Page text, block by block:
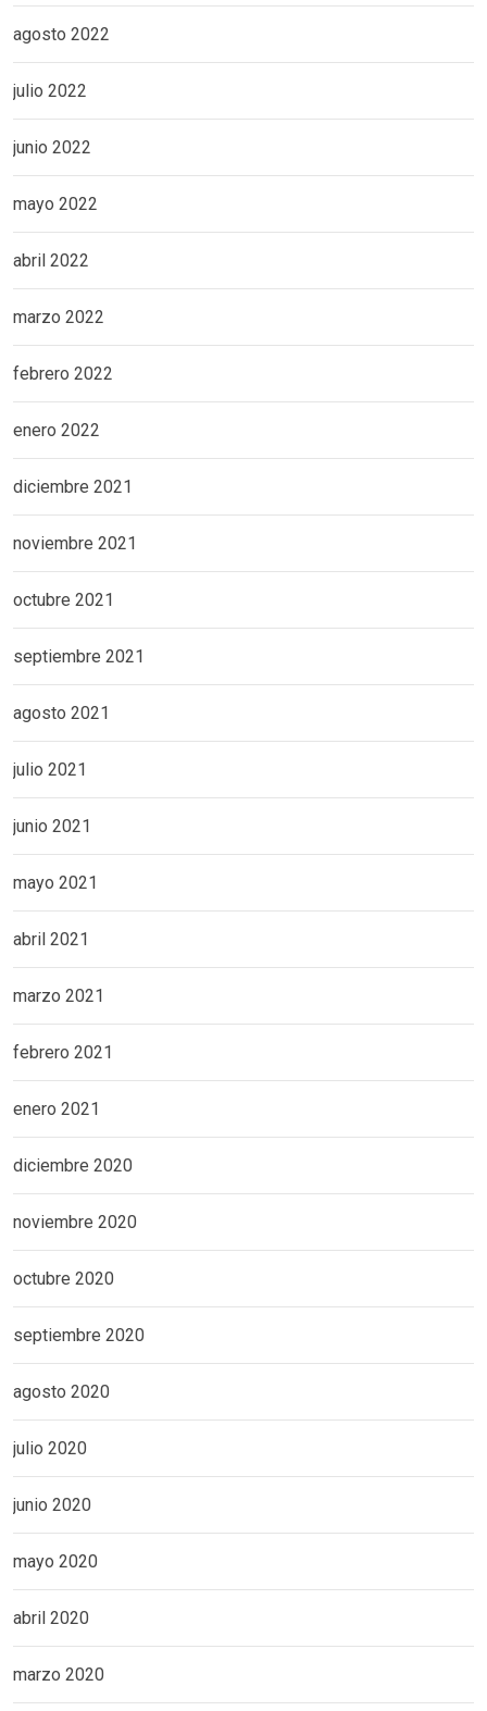
agosto 2022
julio 2022
junio 2022
mayo 2022
abril 2022
marzo 2022
febrero 2022
enero 2022
diciembre 2021
noviembre 2021
octubre 2021
septiembre 2021
agosto 2021
julio 2021
junio 2021
mayo 2021
abril 2021
marzo 2021
febrero 2021
enero 2021
diciembre 2020
noviembre 2020
octubre 2020
septiembre 2020
agosto 2020
julio 2020
junio 2020
mayo 2020
abril 2020
marzo 2020